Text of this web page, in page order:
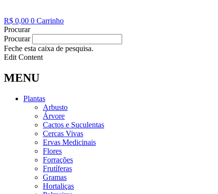
R$ 0,00 0 Carrinho
Procurar
Procurar
Feche esta caixa de pesquisa.
Edit Content
MENU
Plantas
Arbusto
Árvore
Cactos e Suculentas
Cercas Vivas
Ervas Medicinais
Flores
Forrações
Frutíferas
Gramas
Hortaliças